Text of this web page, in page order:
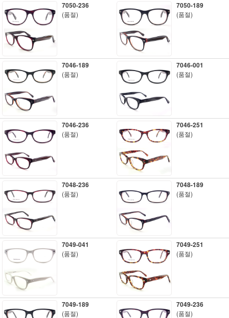
7050-236
(품절)
7050-189
(품절)
7046-189
(품절)
7046-001
(품절)
7046-236
(품절)
7046-251
(품절)
7048-236
(품절)
7048-189
(품절)
7049-041
(품절)
7049-251
(품절)
7049-189
(품절)
7049-236
(품절)